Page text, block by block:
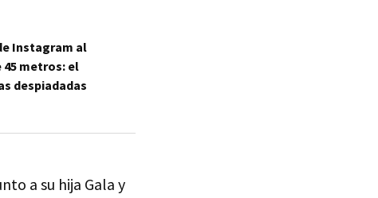
Instagram al
45 metros: el
despiadadas
a su hija Gala y